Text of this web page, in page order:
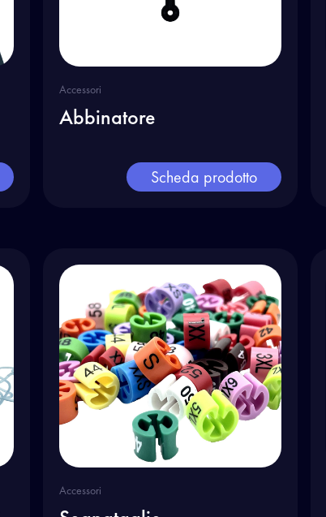
Accessori
Abbinatore
Scheda prodotto
Accessori